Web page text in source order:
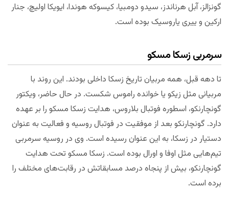
گونزالز، آبل هرناندز، سیدو دومبیا، کیسوکه هوندا، ایویکا اولیچ، جنار
ارکین و ییری یاروسیک بوده است.
سرمربی زسکا مسکو
تا دهه قبل، همه مربیان تاریخ زسکا داخلی بودند. این روند با
مربیانی مثل زیکو یا خوانده راموس شکست. در حال حاضر، ویکتور
گونچارنکو، اسطوره فوتبال بلاروس، هدایت زسکا مسکو را بر عهده
دارد. گونچارنکو بعد از موفقیت در فوتبال روسیه و فعالیت به عنوان
دستیار در زسکا، به این عنوان رسیده است. وی در روسیه سرمربی
تیم‌هایی مثل اوفا و اورال بوده است. زسکا مسکو تحت هدایت
گونچارنکو، بیش از پنجاه درصد مسابقاتش در رقابت‌های مختلف را
برده است.